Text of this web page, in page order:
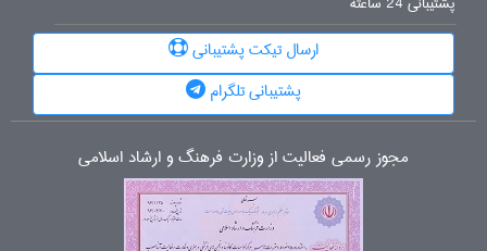
ارسال تیکت پشتیبانی
پشتیبانی تلگرام
مجوز رسمی فعالیت از وزارت فرهنگ و ارشاد اسلامی